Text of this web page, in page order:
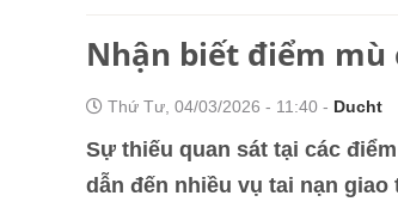
Nhận biết điểm mù
Thứ Tư, 04/03/2026 - 11:40 - Ducht
Sự thiếu quan sát tại các
dẫn đến nhiều vụ tai nạn